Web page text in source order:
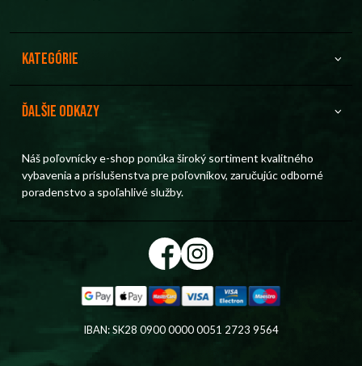
Kategórie
Ďalšie odkazy
Náš poľovnícky e-shop ponúka široký sortiment kvalitného
vybavenia a príslušenstva pre poľovníkov, zaručujúc odborné
poradenstvo a spoľahlivé služby.
IBAN: SK28 0900 0000 0051 2723 9564